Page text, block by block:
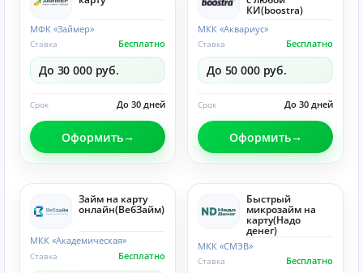
МФК «Займер»
Бесплатно
Ставка
До 30 000 руб.
До 30 дней
Срок
Оформить
КИ(boostra)
МКК «Аквариус»
Бесплатно
Ставка
До 50 000 руб.
До 30 дней
Срок
Оформить
Займ на карту
онлайн(ВебЗайм)
МКК «Академическая»
Бесплатно
Ставка
Быстрый
микрозайм на
карту(Надо
денег)
МКК «СМЭВ»
Бесплатно
Ставка